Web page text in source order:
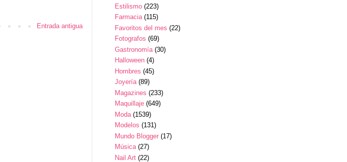
Entrada antigua
Estilismo (223)
Farmacia (115)
Favoritos del mes (22)
Fotografos (69)
Gastronomía (30)
Halloween (4)
Hombres (45)
Joyería (89)
Magazines (233)
Maquillaje (649)
Moda (1539)
Modelos (131)
Mundo Blogger (17)
Música (27)
Nail Art (22)